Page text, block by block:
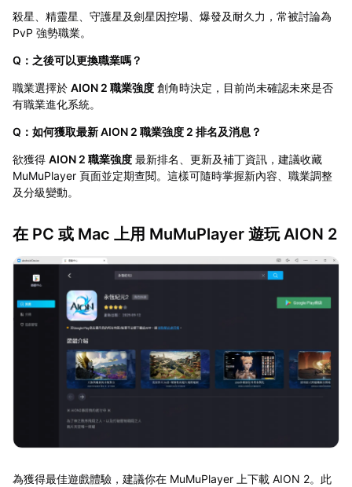
殺星、精靈星、守護星及劍星因控場、爆發及耐久力，常被討論為
PvP 強勢職業。
Q：之後可以更換職業嗎？
職業選擇於 AION 2 職業強度創角時決定，目前尚未確認未來是否
有職業進化系統。
Q：如何獲取最新 AION 2 職業強度 2 排名及消息？
欲獲得 AION 2 職業強度最新排名、更新及補丁資訊，建議收藏
MuMuPlayer 頁面並定期查閱。這樣可隨時掌握新內容、職業調整
及分級變動。
在 PC 或 Mac 上用 MuMuPlayer 遊玩 AION 2
為獲得最佳遊戲體驗，建議你在 MuMuPlayer 上下載 AION 2。此